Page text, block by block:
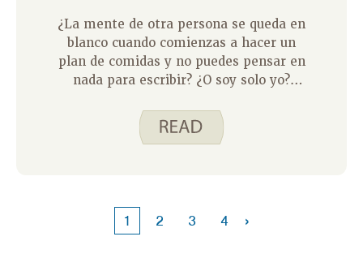
¿La mente de otra persona se queda en
blanco cuando comienzas a hacer un
plan de comidas y no puedes pensar en
nada para escribir? ¿O soy solo yo?
simplemente aparecen en mi cabeza.
Otras semanas me cuesta decidir qué
1 2 3 4 ›